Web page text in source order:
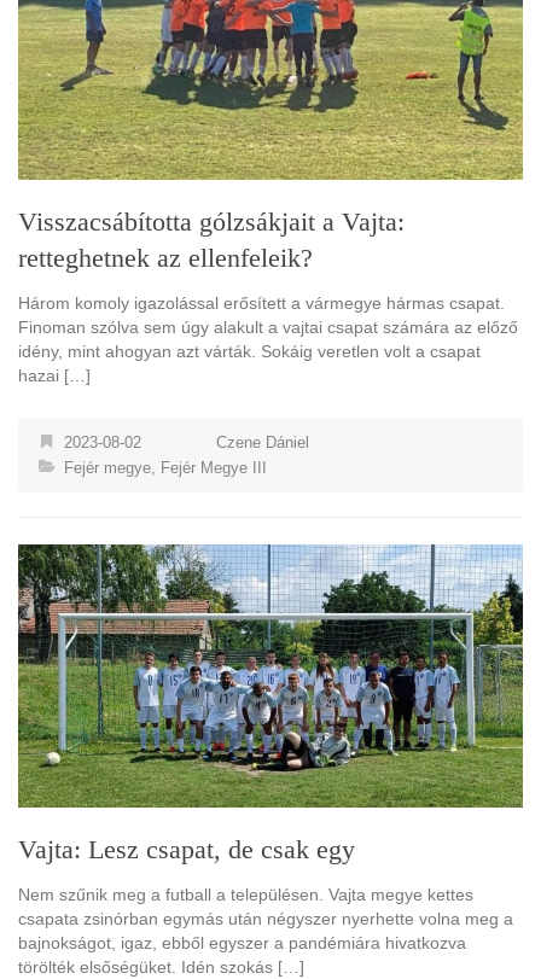
Visszacsábította gólzsákjait a Vajta:
retteghetnek az ellenfeleik?
Három komoly igazolással erősített a vármegye hármas csapat.
Finoman szólva sem úgy alakult a vajtai csapat számára az előző
idény, mint ahogyan azt várták. Sokáig veretlen volt a csapat
hazai […]
2023-08-02
Czene Dániel
Fejér megye, Fejér Megye III
Vajta: Lesz csapat, de csak egy
Nem szűnik meg a futball a településen. Vajta megye kettes
csapata zsinórban egymás után négyszer nyerhette volna meg a
bajnokságot, igaz, ebből egyszer a pandémiára hivatkozva
törölték elsőségüket. Idén szokás […]